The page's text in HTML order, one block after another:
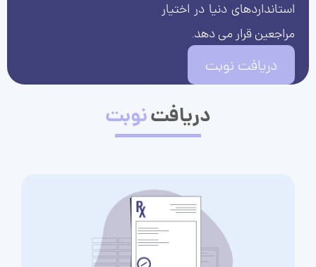
استانداردهای دنیا در اختیار
مراجعین قرار می دهد.
دریافت نوبت
دریافتنوبت